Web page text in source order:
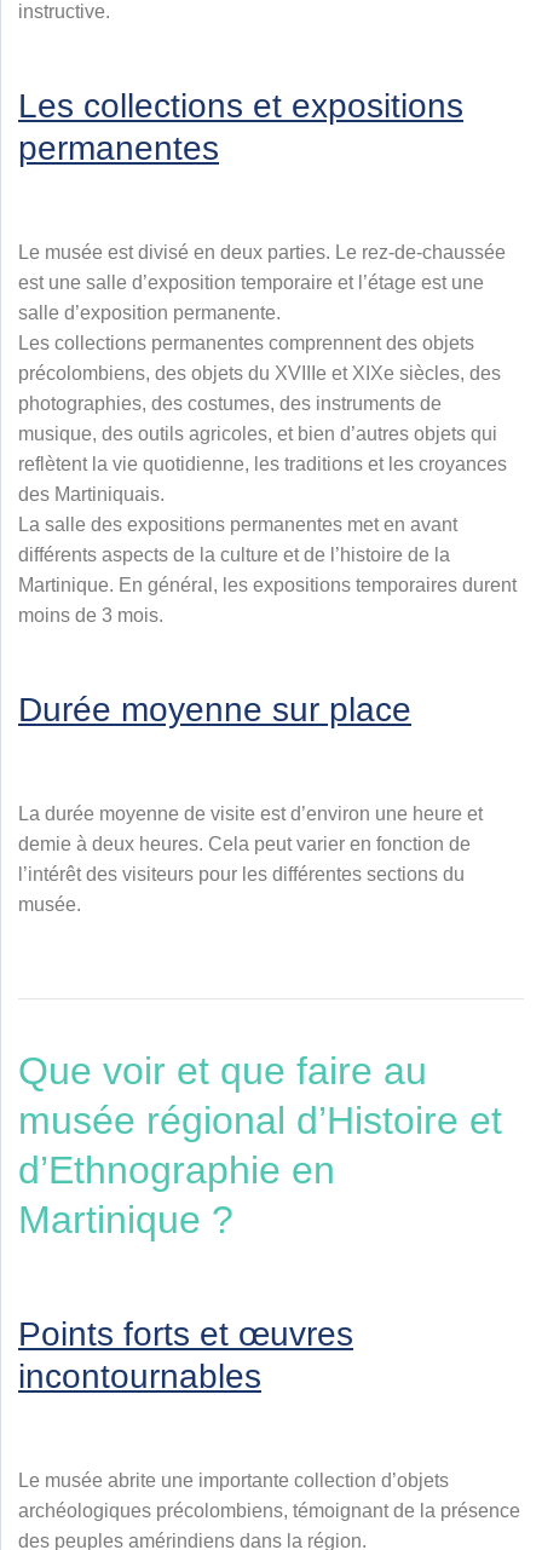
instructive.
Les collections et expositions
permanentes
Le musée est divisé en deux parties. Le rez-de-chaussée
est une salle d’exposition temporaire et l’étage est une
salle d’exposition permanente.
Les collections permanentes comprennent des objets
précolombiens, des objets du XVIIIe et XIXe siècles, des
photographies, des costumes, des instruments de
musique, des outils agricoles, et bien d’autres objets qui
reflètent la vie quotidienne, les traditions et les croyances
des Martiniquais.
La salle des expositions permanentes met en avant
différents aspects de la culture et de l’histoire de la
Martinique. En général, les expositions temporaires durent
moins de 3 mois.
Durée moyenne sur place
La durée moyenne de visite est d’environ une heure et
demie à deux heures. Cela peut varier en fonction de
l’intérêt des visiteurs pour les différentes sections du
musée.
Que voir et que faire au
musée régional d’Histoire et
d’Ethnographie en
Martinique ?
Points forts et œuvres
incontournables
Le musée abrite une importante collection d’objets
archéologiques précolombiens, témoignant de la présence
des peuples amérindiens dans la région.